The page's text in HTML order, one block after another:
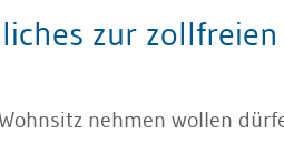
zur
nehmen wollen